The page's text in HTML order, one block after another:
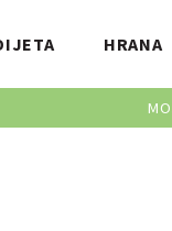
HRANA